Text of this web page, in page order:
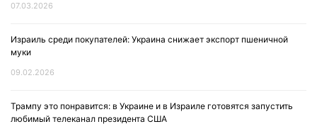
07.03.2026
Израиль среди покупателей: Украина снижает экспорт пшеничной
муки
09.02.2026
Трампу это понравится: в Украине и в Израиле готовятся запустить
любимый телеканал президента США